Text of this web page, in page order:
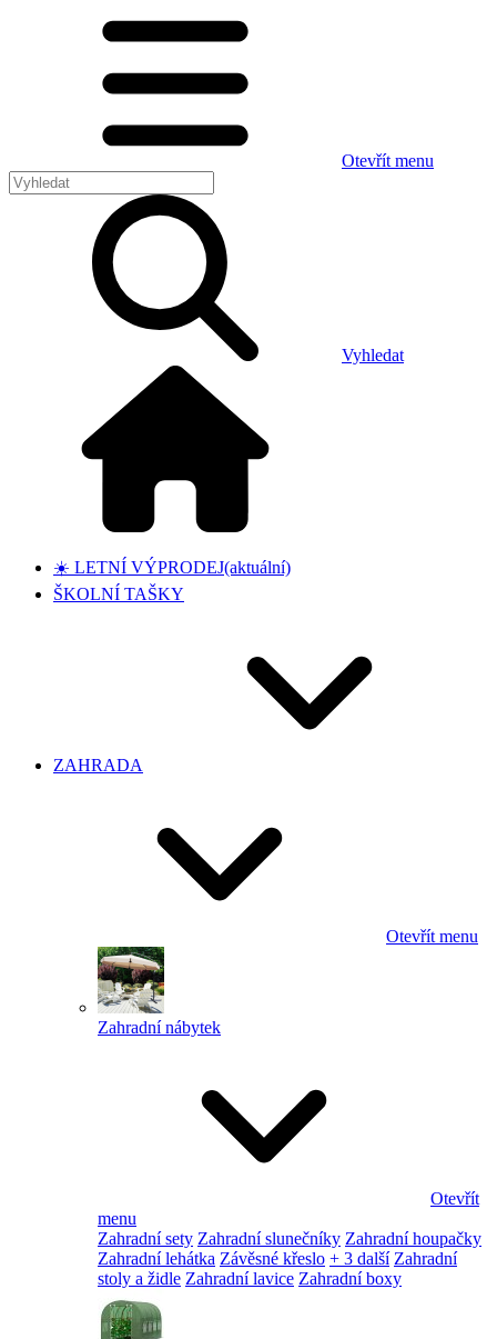
Otevřít menu
Vyhledat
☀️ LETNÍ VÝPRODEJ(aktuální)
ŠKOLNÍ TAŠKY
ZAHRADA
Otevřít menu
Zahradní nábytek
Otevřít
menu
Zahradní sety Zahradní slunečníky Zahradní houpačky
Zahradní lehátka Závěsné křeslo + 3 další Zahradní
stoly a židle Zahradní lavice Zahradní boxy